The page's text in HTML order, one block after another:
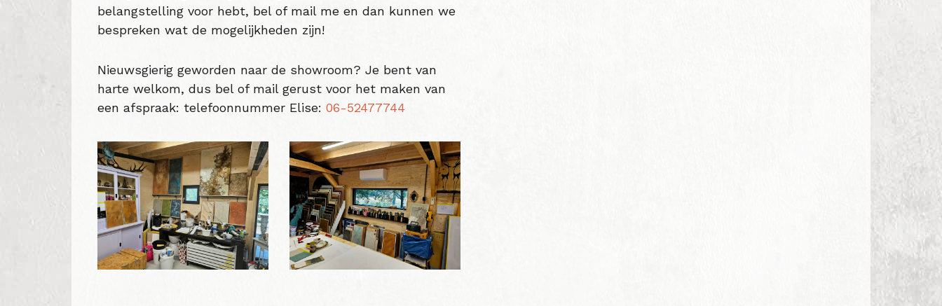
belangstelling voor hebt, bel of mail me en dan kunnen we
bespreken wat de mogelijkheden zijn!
Nieuwsgierig geworden naar de showroom? Je bent van
harte welkom, dus bel of mail gerust voor het maken van
een afspraak: telefoonnummer Elise: 06-52477744